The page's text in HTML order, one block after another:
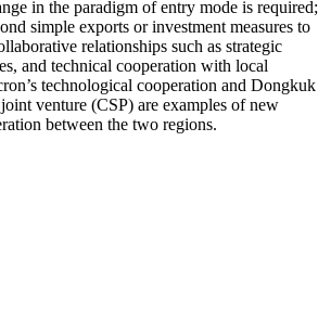
in the paradigm of entry mode is required;
simple exports or investment measures to
relationships such as strategic
and technical cooperation with local
technological cooperation and Dongkuk
venture (CSP) are examples of new
between the two regions.